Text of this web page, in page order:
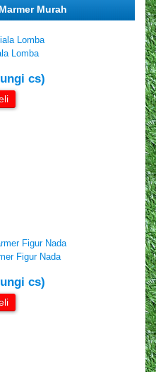
Murah
Lomba
cs)
Figur Nada
cs)